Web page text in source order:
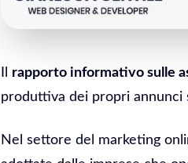
rapporto informativo sulle
produttiva dei propri annunci
Nel settore del marketing